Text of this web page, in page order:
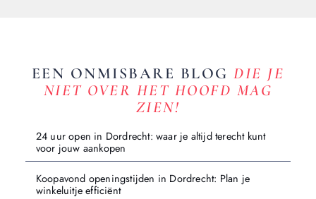
EEN ONMISBARE BLOGDIE JE
NIET OVER HET HOOFD MAG
ZIEN!
24 uur open in Dordrecht: waar je altijd terecht kunt
voor jouw aankopen
Koopavond openingstijden in Dordrecht: Plan je
winkeluitje efficiënt